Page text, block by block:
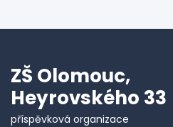
ZŠ Olomouc,
Heyrovského 33
příspěvková organizace